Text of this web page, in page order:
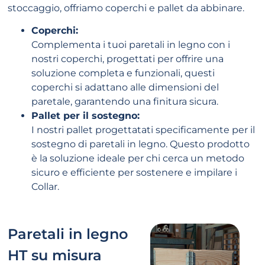
stoccaggio, offriamo coperchi e pallet da abbinare.
Coperchi:
Complementa i tuoi paretali in legno con i
nostri coperchi, progettati per offrire una
soluzione completa e funzionali, questi
coperchi si adattano alle dimensioni del
paretale, garantendo una finitura sicura.
Pallet per il sostegno:
I nostri pallet progettatati specificamente per il
sostegno di paretali in legno. Questo prodotto
è la soluzione ideale per chi cerca un metodo
sicuro e efficiente per sostenere e impilare i
Collar.
Paretali in legno
HT su misura